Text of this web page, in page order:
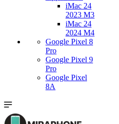
iMac 24
2023 M3
iMac 24
2024 M4
Google Pixel 8
Pro
Google Pixel 9
Pro
Google Pixel
8A